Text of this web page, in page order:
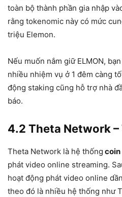
toàn bộ thành phần gia nhập
rằng tokenomic này có mức
triệu Elemon.
Nếu muốn nắm giữ ELMON,
nhiều nhiệm vụ ở 1 đêm càng
động staking cũng hỗ trợ nhà
báo.
4.2 Theta Network –
Theta Network là hệ thống coin
phát video online streaming.
hoạt động phát video online
theo đó là nhiều hệ thống như